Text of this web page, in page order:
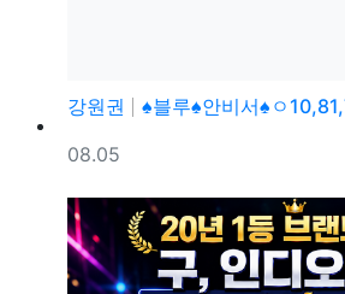
강원권
♠블루♠안비서♠ㅇ
등록일
08.05